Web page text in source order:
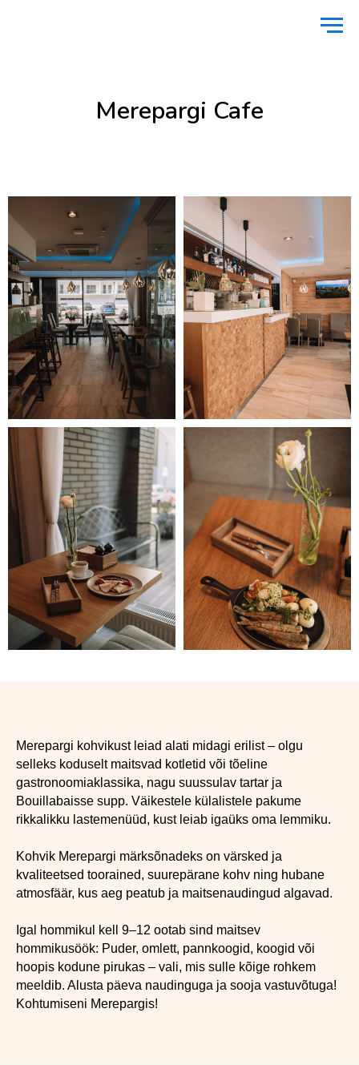
Merepargi Cafe
Merepargi kohvikust leiad alati midagi erilist – olgu
selleks koduselt maitsvad kotletid või tõeline
gastronoomiaklassika, nagu suussulav tartar ja
Bouillabaisse supp. Väikestele külalistele pakume
rikkalikku lastemenüüd, kust leiab igaüks oma lemmiku.
Kohvik Merepargi märksõnadeks on värsked ja
kvaliteetsed toorained, suurepärane kohv ning hubane
atmosfäär, kus aeg peatub ja maitsenaudingud algavad.
Igal hommikul kell 9–12 ootab sind maitsev
hommikusöök: Puder, omlett, pannkoogid, koogid või
hoopis kodune pirukas – vali, mis sulle kõige rohkem
meeldib. Alusta päeva naudinguga ja sooja vastuvõtuga!
Kohtumiseni Merepargis!